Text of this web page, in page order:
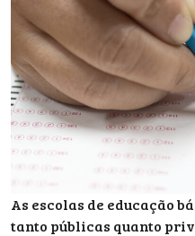
As escolas de educação
tanto públicas quanto